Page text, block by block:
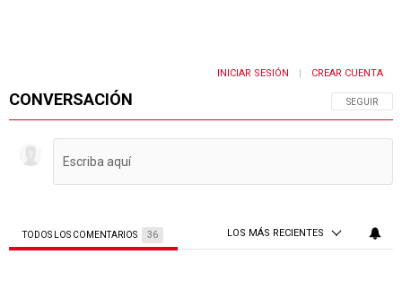
CONVERSACIÓN SIGA ESTA
SEGUIR
INICIAR SESIÓN CREAR CUENTA
TODOS LOS COMENTARIOS 36 LOS MÁS RECIENTES